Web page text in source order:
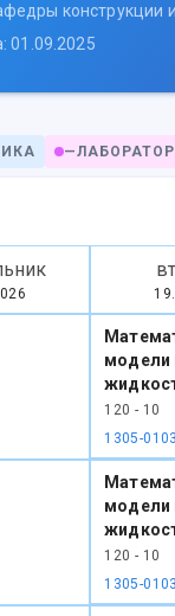
конструкции
01.09.2025
—
модели
120 - 10
1305-
модели
120 - 10
1305-